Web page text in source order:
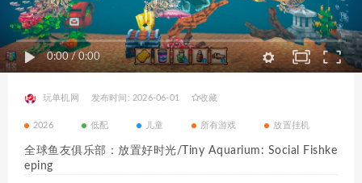
0:00 /0:00
玩单机网 发布时间: 2026-06-01 收藏
2026 低配 儿童 所有游戏 放置挂机
全球鱼友俱乐部：放置好时光/Tiny Aquarium: Social Fishke
eping